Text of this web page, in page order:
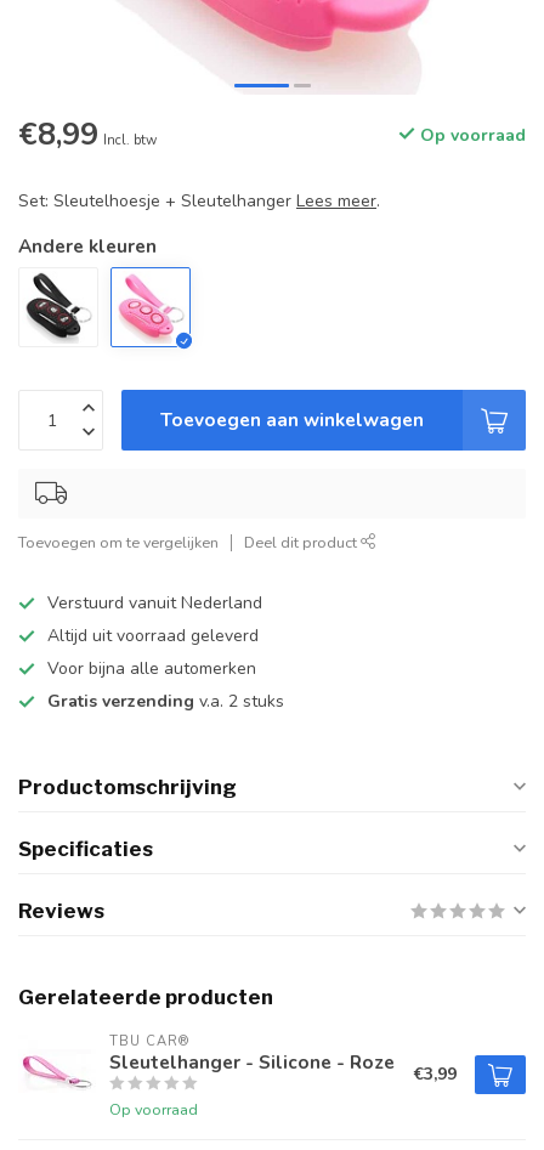
€8,99 Incl. btw Op voorraad
Set: Sleutelhoesje + Sleutelhanger Lees meer.
Andere kleuren
Toevoegen aan winkelwagen
Toevoegen om te vergelijken Deel dit product
Verstuurd vanuit Nederland
Altijd uit voorraad geleverd
Voor bijna alle automerken
Gratis verzending v.a. 2 stuks
Productomschrijving
Specificaties
Reviews
Gerelateerde producten
TBU CAR®
Sleutelhanger - Silicone - Roze
Op voorraad
€3,99